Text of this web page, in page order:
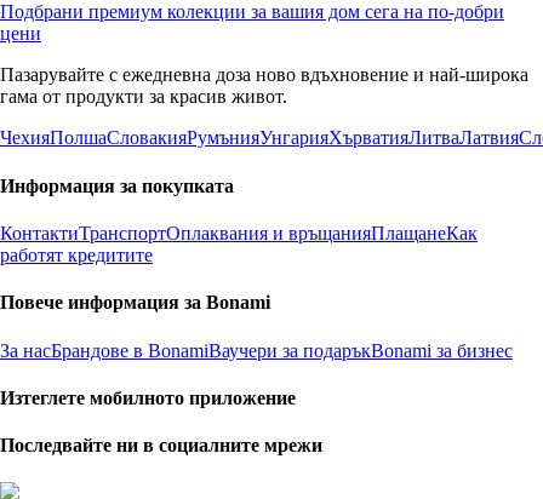
Подбрани премиум колекции за вашия дом сега на по-добри
цени
Пазарувайте с ежедневна доза ново вдъхновение и най-широка
гама от продукти за красив живот.
ЧехияПолшаСловакияРумънияУнгарияХърватияЛитваЛатвия
Информация за покупката
КонтактиТранспортОплаквания и връщанияПлащанеКак
работят кредитите
Повече информация за Bonami
За насБрандове в BonamiВаучери за подаръкBonami за бизнес
Изтеглете мобилното приложение
Последвайте ни в социалните мрежи